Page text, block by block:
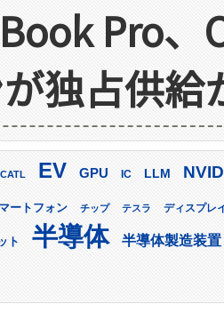
Pro
独占供給
CATL EV GPU IC LLM
ートフォン チップ テスラ ディスプレ
ト 半導体 半導体製造装置